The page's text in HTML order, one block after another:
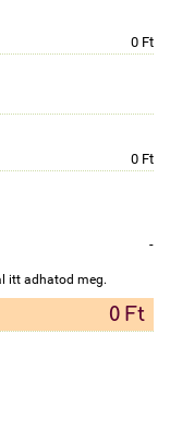
0 Ft
0 Ft
-
itt adhatod meg.
0 Ft